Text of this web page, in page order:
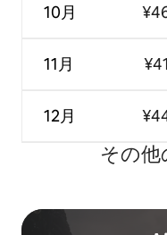
10月
11月
12月
その他